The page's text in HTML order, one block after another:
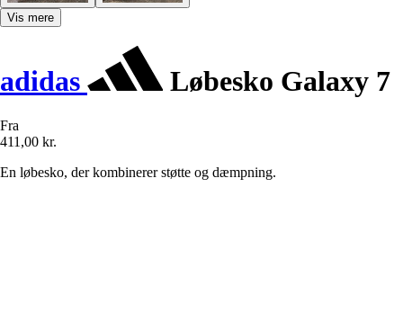
Vis mere
adidas Løbesko Galaxy 7
Fra
411,00 kr.
En løbesko, der kombinerer støtte og dæmpning.